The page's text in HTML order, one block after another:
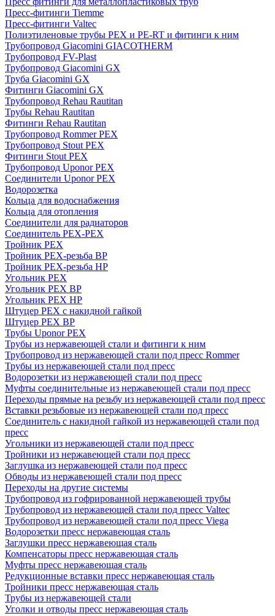
Пресс-фитинги Tiemme
Пресс-фитинги Valtec
Полиэтиленовые трубы PEX и PE-RT и фитинги к ним
Трубопровод Giacomini GIACOTHERM
Трубопровод FV-Plast
Трубопровод Giacomini GX
Труба Giacomini GX
Фитинги Giacomini GX
Трубопровод Rehau Rautitan
Трубы Rehau Rautitan
Фитинги Rehau Rautitan
Трубопровод Rommer PEX
Трубопровод Stout PEX
Фитинги Stout PEX
Трубопровод Uponor PEX
Соединители Uponor PEX
Водорозетка
Кольца для водоснабжения
Кольца для отопления
Соединители для радиаторов
Соединитель PEX-PEX
Тройник PEX
Тройник PEX-резьба ВР
Тройник PEX-резьба НР
Угольник PEX
Угольник PEX ВР
Угольник PEX НР
Штуцер PEX c накидной гайкой
Штуцер PEX ВР
Трубы Uponor PEX
Трубы из нержавеющей стали и фитинги к ним
Трубопровод из нержавеющей стали под пресс Rommer
Трубы из нержавеющей стали под пресс
Водорозетки из нержавеющей стали под пресс
Муфты соединительные из нержавеющей стали под пресс
Переходы прямые на резьбу из нержавеющей стали под пресс
Вставки резьбовые из нержавеющей стали под пресс
Соединитель с накидной гайкой из нержавеющей стали под
пресс
Угольники из нержавеющей стали под пресс
Тройники из нержавеющей стали под пресс
Заглушка из нержавеющей стали под пресс
Обводы из нержавеющей стали под пресс
Переходы на другие системы
Трубопровод из гофрированной нержавеющей трубы
Трубопровод из нержавеющей стали под пресс Valtec
Трубопровод из нержавеющей стали под пресс Viega
Водорозетки пресс нержавеющая сталь
Заглушки пресс нержавеющая сталь
Компенсаторы пресс нержавеющая сталь
Муфты пресс нержавеющая сталь
Редукционные вставки пресс нержавеющая сталь
Тройники пресс нержавеющая сталь
Трубы из нержавеющей стали
Уголки и отводы пресс нержавеющая сталь